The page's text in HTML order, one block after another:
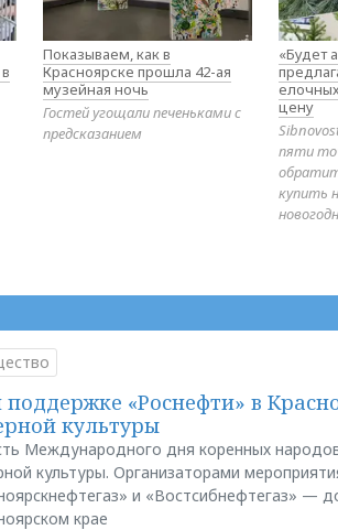
Показываем, как в
Красноярске прошла 42-ая
музейная ночь
Гостей угощали печеньками с
предсказанием
«Будет
цену
пяти
купить
«Роснефти» в
культуры
Международного дня коренных
культуры. Организаторами
и «Востсибнефтегаз» —
крае